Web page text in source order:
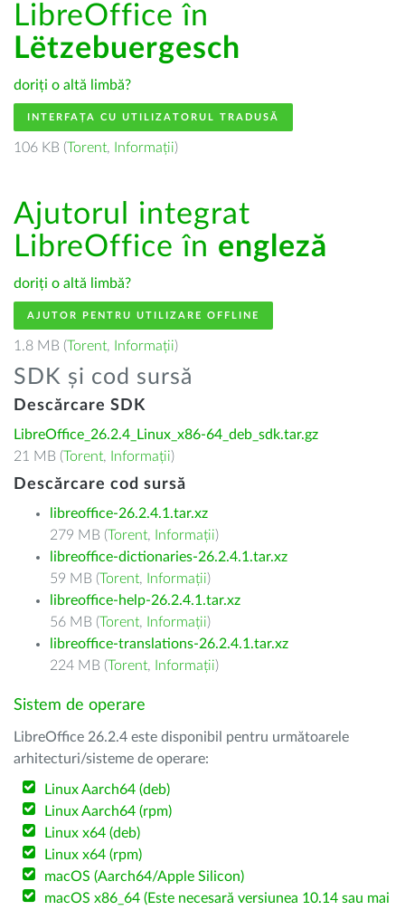
LibreOffice în
Lëtzebuergesch
doriți o altă limbă?
INTERFAȚA CU UTILIZATORUL TRADUSĂ
106 KB (Torent, Informații)
Ajutorul integrat
LibreOffice în engleză
doriți o altă limbă?
AJUTOR PENTRU UTILIZARE OFFLINE
1.8 MB (Torent, Informații)
SDK și cod sursă
Descărcare SDK
LibreOffice_26.2.4_Linux_x86-64_deb_sdk.tar.gz
21 MB (Torent, Informații)
Descărcare cod sursă
libreoffice-26.2.4.1.tar.xz
279 MB (Torent, Informații)
libreoffice-dictionaries-26.2.4.1.tar.xz
59 MB (Torent, Informații)
libreoffice-help-26.2.4.1.tar.xz
56 MB (Torent, Informații)
libreoffice-translations-26.2.4.1.tar.xz
224 MB (Torent, Informații)
Sistem de operare
LibreOffice 26.2.4 este disponibil pentru următoarele
arhitecturi/sisteme de operare:
Linux Aarch64 (deb)
Linux Aarch64 (rpm)
Linux x64 (deb)
Linux x64 (rpm)
macOS (Aarch64/Apple Silicon)
macOS x86_64 (Este necesară versiunea 10.14 sau mai